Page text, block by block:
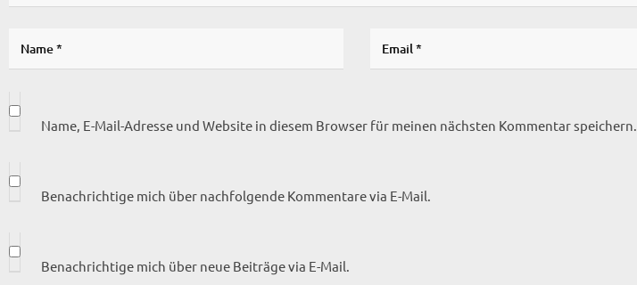
Name, E-Mail-Adresse und Website in diesem Browser für meinen nächsten Kommentar speichern.
Benachrichtige mich über nachfolgende Kommentare via E-Mail.
Benachrichtige mich über neue Beiträge via E-Mail.